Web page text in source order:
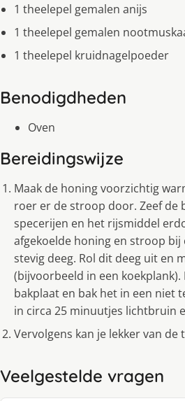
1 theelepel gemalen anijs
1 theelepel gemalen
1 theelepel kruidnagelpoeder
Benodigdheden
Oven
Bereidingswijze
Maak de honing voorzichtig
roer er de stroop door. Zeef de
specerijen en het rijsmiddel
afgekoelde honing en stroop bij
stevig deeg. Rol dit deeg uit en
(bijvoorbeeld in een
bakplaat en bak het in een niet
in circa 25 minuutjes lichtbruin
Vervolgens kan je lekker van de
Veelgestelde vragen